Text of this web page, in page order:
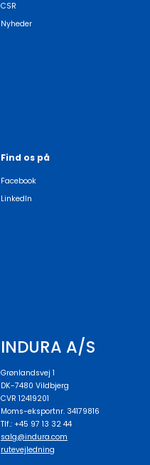
CSR
Nyheder
Find os på
Facebook
LinkedIn
INDURA A/S
Grønlandsvej 1
DK-7480 Vildbjerg
CVR 12419201
Moms-eksportnr. 34179816
Tlf.: +45 97 13 32 44
salg@indura.com
rutevejledning